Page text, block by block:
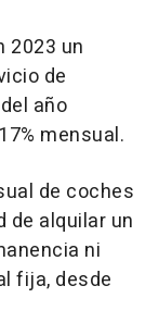
2023 un
de
año
mensual.
de coches
de alquilar un
ni
fija, desde